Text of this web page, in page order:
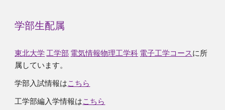
学部生配属
東北大学 工学部 電気情報物理工学科 電子工学コースに所
属しています。
学部入試情報はこちら
工学部編入学情報はこちら